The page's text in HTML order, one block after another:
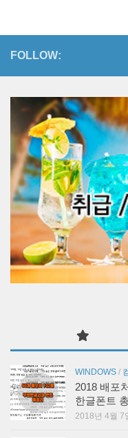
FOLLOW:
WINDOWS /
2018 배포
한글폰트
2018년 4월 7